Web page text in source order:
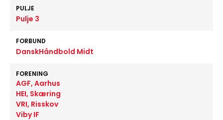
PULJE
Pulje 3
FORBUND
DanskHåndbold Midt
FORENING
AGF, Aarhus
HEI, Skæring
VRI, Risskov
Viby IF